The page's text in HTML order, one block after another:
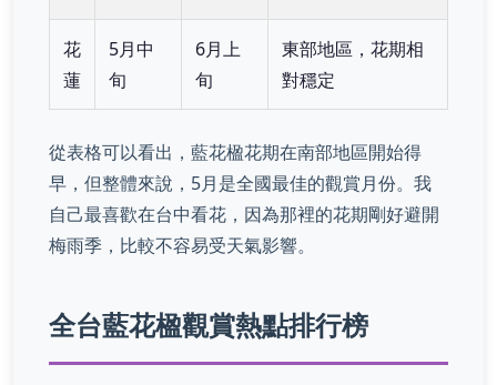
花
蓮
5月中
旬
6月上
旬
東部地區，花期相
對穩定
從表格可以看出，藍花楹花期在南部地區開始得
早，但整體來說，5月是全國最佳的觀賞月份。我
自己最喜歡在台中看花，因為那裡的花期剛好避開
梅雨季，比較不容易受天氣影響。
全台藍花楹觀賞熱點排行榜